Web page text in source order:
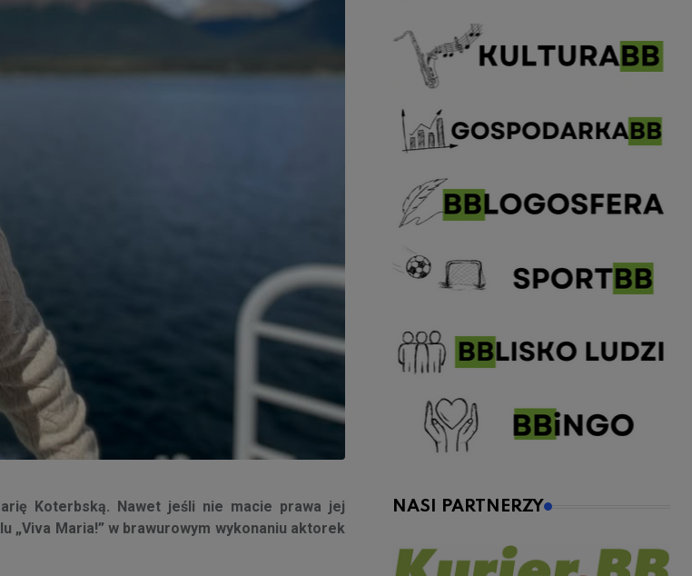
Koterbską. Nawet jeśli nie macie prawa jej
„Viva Maria!” w brawurowym wykonaniu aktorek
NASI PARTNERZY